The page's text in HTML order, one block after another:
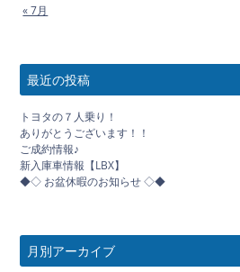
« 7月
最近の投稿
トヨタの７人乗り！
ありがとうございます！！
ご成約情報♪
新入庫車情報【LBX】
◆◇ お盆休暇のお知らせ ◇◆
月別アーカイブ